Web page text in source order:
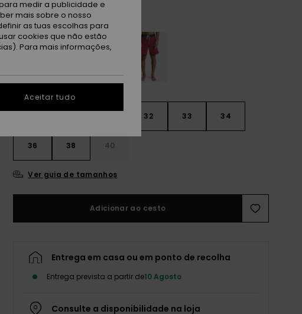
CorSterling Blue
32 33 34
36 38 40
Ver guia de tamanhos
Adicionar ao cesto
Entrega em casa ou em ponto de recolha
Entrega prevista a partir de10 Agosto
Consulte a disponibilidade na loja
medir a publicidade e
mais sobre o nosso
as tuas escolhas para
cookies que não estão
Para mais informações,
Aceitar tudo